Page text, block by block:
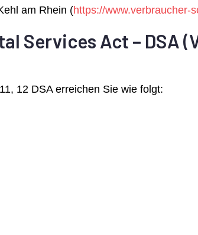
am Rhein (https://www.verbraucher-
Services Act – DSA
12 DSA erreichen Sie wie folgt: